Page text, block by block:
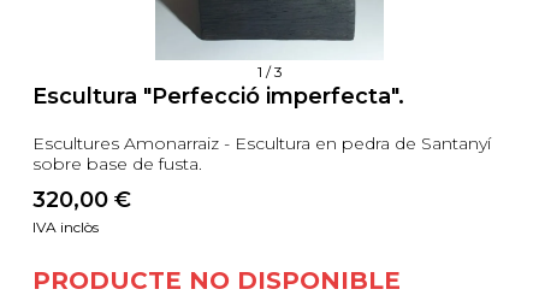
1 /3
Escultura "Perfecció imperfecta".
Escultures Amonarraiz - Escultura en pedra de Santanyí
sobre base de fusta.
320,00 €
IVA inclòs
PRODUCTE NO DISPONIBLE